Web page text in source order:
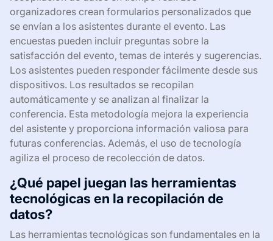
organizadores crean formularios personalizados que
se envían a los asistentes durante el evento. Las
encuestas pueden incluir preguntas sobre la
satisfacción del evento, temas de interés y sugerencias.
Los asistentes pueden responder fácilmente desde sus
dispositivos. Los resultados se recopilan
automáticamente y se analizan al finalizar la
conferencia. Esta metodología mejora la experiencia
del asistente y proporciona información valiosa para
futuras conferencias. Además, el uso de tecnología
agiliza el proceso de recolección de datos.
¿Qué papel juegan las herramientas
tecnológicas en la recopilación de
datos?
Las herramientas tecnológicas son fundamentales en la